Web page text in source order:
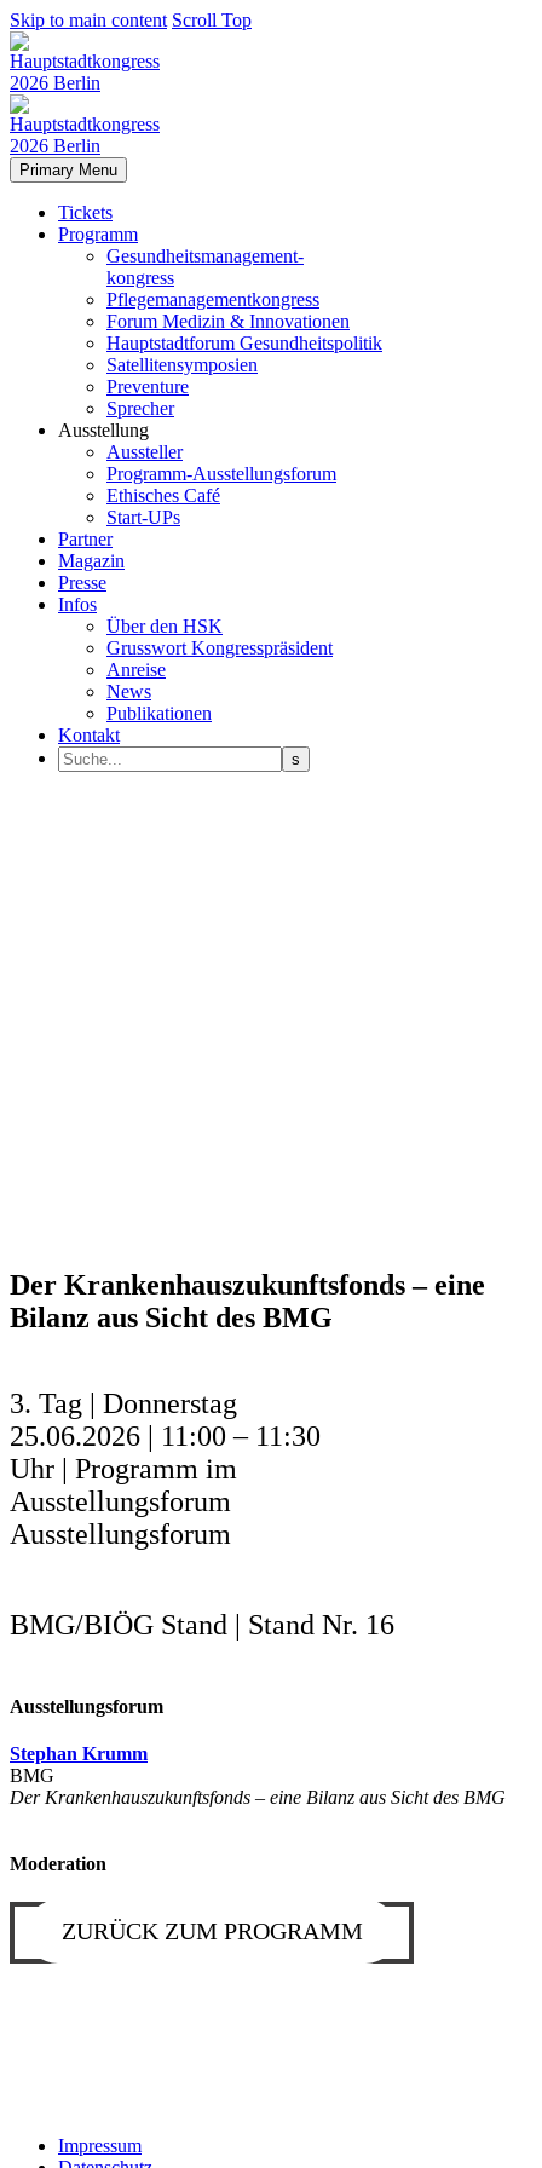
Skip to main content Scroll Top
Primary Menu
Tickets
Programm
Gesundheitsmanagement-
kongress
Pflegemanagementkongress
Forum Medizin & Innovationen
Hauptstadtforum Gesundheitspolitik
Satellitensymposien
Preventure
Sprecher
Ausstellung
Aussteller
Programm-Ausstellungsforum
Ethisches Café
Start-UPs
Partner
Magazin
Presse
Infos
Über den HSK
Grusswort Kongresspräsident
Anreise
News
Publikationen
Kontakt
Der Krankenhauszukunftsfonds – eine
Bilanz aus Sicht des BMG
3. Tag | Donnerstag
25.06.2026 | 11:00 – 11:30
Uhr | Programm im
Ausstellungsforum
Ausstellungsforum
BMG/BIÖG Stand | Stand Nr. 16
Ausstellungsforum
Stephan Krumm
BMG
Der Krankenhauszukunftsfonds – eine Bilanz aus Sicht des BMG
Moderation
ZURÜCK ZUM PROGRAMM
Impressum